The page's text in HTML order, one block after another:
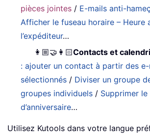
pièces jointes / E-mails anti-
Afficher le fuseau horaire – Heure
l’expéditeur…
👩🏼‍🤝‍👩🏻Contacts et
: ajouter un contact à partir des
sélectionnés / Diviser un groupe
groupes individuels / Supprimer le
d’anniversaire…
Utilisez Kutools dans votre langue